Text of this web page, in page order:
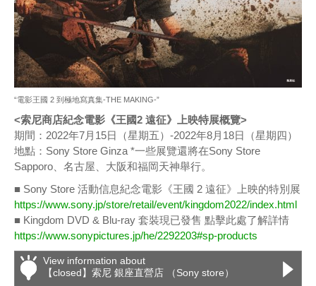
“電影王國 2 到極地寫真集-THE MAKING-”
<索尼商店紀念電影《王國2 遠征》上映特展概覽>
期間：2022年7月15日（星期五）-2022年8月18日（星期四）
地點：Sony Store Ginza *一些展覽還將在Sony Store
Sapporo、名古屋、大阪和福岡天神舉行。
■ Sony Store 活動信息紀念電影《王國 2 遠征》上映的特別展
https://www.sony.jp/store/retail/event/kingdom2022/index.html
■ Kingdom DVD & Blu-ray 套裝現已發售 點擊此處了解詳情
https://www.sonypictures.jp/he/2292203#sp-products
View information about
【closed】索尼 銀座直營店 （Sony store）